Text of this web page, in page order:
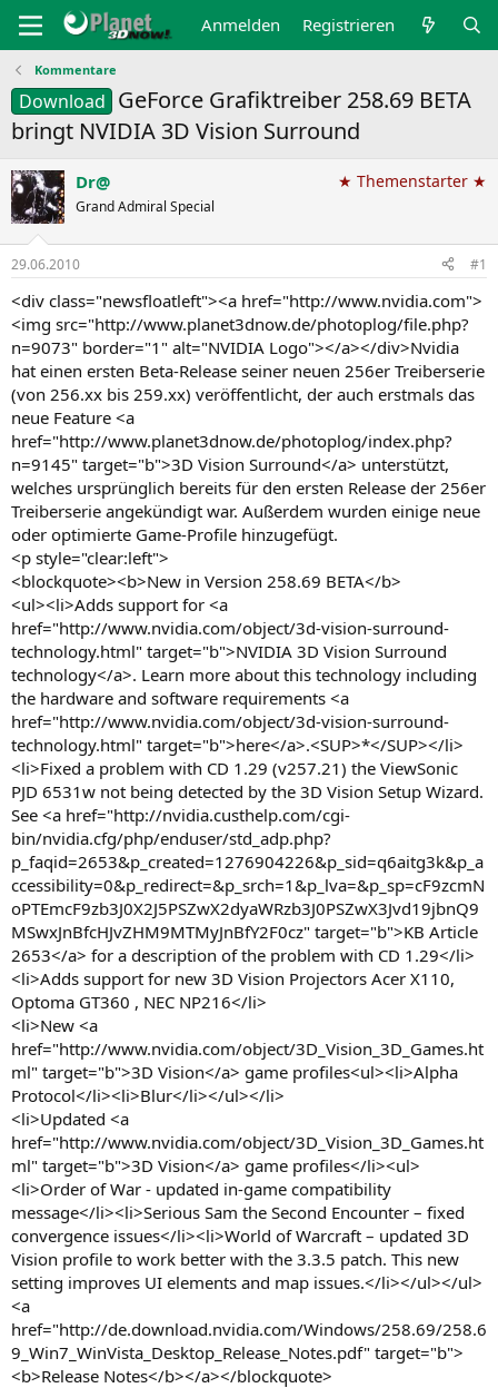
Anmelden Registrieren
Kommentare
Download GeForce Grafiktreiber 258.69 BETA
bringt NVIDIA 3D Vision Surround
Dr@
Grand Admiral Special
★ Themenstarter ★
29.06.2010 #1
<div class="newsfloatleft"><a href="http://www.nvidia.com">
<img src="http://www.planet3dnow.de/photoplog/file.php?
n=9073" border="1" alt="NVIDIA Logo"></a></div>Nvidia
hat einen ersten Beta-Release seiner neuen 256er Treiberserie
(von 256.xx bis 259.xx) veröffentlicht, der auch erstmals das
neue Feature <a
href="http://www.planet3dnow.de/photoplog/index.php?
n=9145" target="b">3D Vision Surround</a> unterstützt,
welches ursprünglich bereits für den ersten Release der 256er
Treiberserie angekündigt war. Außerdem wurden einige neue
oder optimierte Game-Profile hinzugefügt.
<p style="clear:left">
<blockquote><b>New in Version 258.69 BETA</b>
<ul><li>Adds support for <a
href="http://www.nvidia.com/object/3d-vision-surround-
technology.html" target="b">NVIDIA 3D Vision Surround
technology</a>. Learn more about this technology including
the hardware and software requirements <a
href="http://www.nvidia.com/object/3d-vision-surround-
technology.html" target="b">here</a>.<SUP>*</SUP></li>
<li>Fixed a problem with CD 1.29 (v257.21) the ViewSonic
PJD 6531w not being detected by the 3D Vision Setup Wizard.
See <a href="http://nvidia.custhelp.com/cgi-
bin/nvidia.cfg/php/enduser/std_adp.php?
p_faqid=2653&p_created=1276904226&p_sid=q6aitg3k&p_a
ccessibility=0&p_redirect=&p_srch=1&p_lva=&p_sp=cF9zcmN
oPTEmcF9zb3J0X2J5PSZwX2dyaWRzb3J0PSZwX3Jvd19jbnQ9
MSwxJnBfcHJvZHM9MTMyJnBfY2F0cz" target="b">KB Article
2653</a> for a description of the problem with CD 1.29</li>
<li>Adds support for new 3D Vision Projectors Acer X110,
Optoma GT360 , NEC NP216</li>
<li>New <a
href="http://www.nvidia.com/object/3D_Vision_3D_Games.ht
ml" target="b">3D Vision</a> game profiles<ul><li>Alpha
Protocol</li><li>Blur</li></ul></li>
<li>Updated <a
href="http://www.nvidia.com/object/3D_Vision_3D_Games.ht
ml" target="b">3D Vision</a> game profiles</li><ul>
<li>Order of War - updated in-game compatibility
message</li><li>Serious Sam the Second Encounter – fixed
convergence issues</li><li>World of Warcraft – updated 3D
Vision profile to work better with the 3.3.5 patch. This new
setting improves UI elements and map issues.</li></ul></ul>
<a
href="http://de.download.nvidia.com/Windows/258.69/258.6
9_Win7_WinVista_Desktop_Release_Notes.pdf" target="b">
<b>Release Notes</b></a></blockquote>